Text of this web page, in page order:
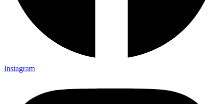
Instagram